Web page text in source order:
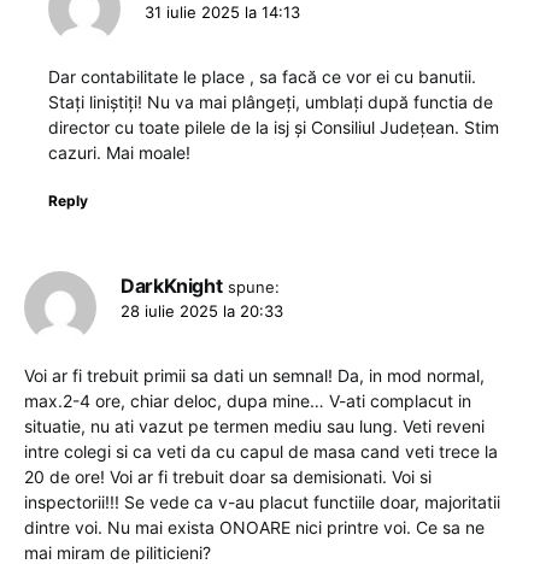
31 iulie 2025 la 14:13
Dar contabilitate le place , sa facă ce vor ei cu banutii.
Stați liniștiți! Nu va mai plângeți, umblați după functia de
director cu toate pilele de la isj și Consiliul Județean. Stim
cazuri. Mai moale!
Reply
DarkKnight spune:
28 iulie 2025 la 20:33
Voi ar fi trebuit primii sa dati un semnal! Da, in mod normal,
max.2-4 ore, chiar deloc, dupa mine… V-ati complacut in
situatie, nu ati vazut pe termen mediu sau lung. Veti reveni
intre colegi si ca veti da cu capul de masa cand veti trece la
20 de ore! Voi ar fi trebuit doar sa demisionati. Voi si
inspectorii!!! Se vede ca v-au placut functiile doar, majoritatii
dintre voi. Nu mai exista ONOARE nici printre voi. Ce sa ne
mai miram de piliticieni?